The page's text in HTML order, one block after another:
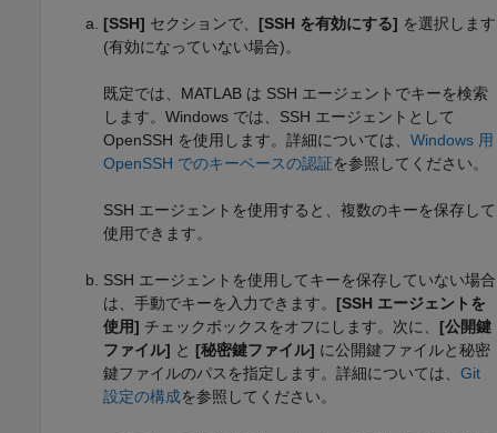
[SSH] セクションで、 [SSH を有効にする] を選択します
(有効になっていない場合)。
既定では、MATLAB は SSH エージェントでキーを検索
します。Windows では、SSH エージェントとして
OpenSSH を使用します。詳細については、 Windows 用
OpenSSH でのキーベースの認証を参照してください。
SSH エージェントを使用すると、複数のキーを保存して
使用できます。
SSH エージェントを使用してキーを保存していない場合
は、手動でキーを入力できます。 [SSH エージェントを
使用] チェックボックスをオフにします。次に、 [公開鍵
ファイル] と [秘密鍵ファイル] に公開鍵ファイルと秘密
鍵ファイルのパスを指定します。詳細については、 Git
設定の構成を参照してください。